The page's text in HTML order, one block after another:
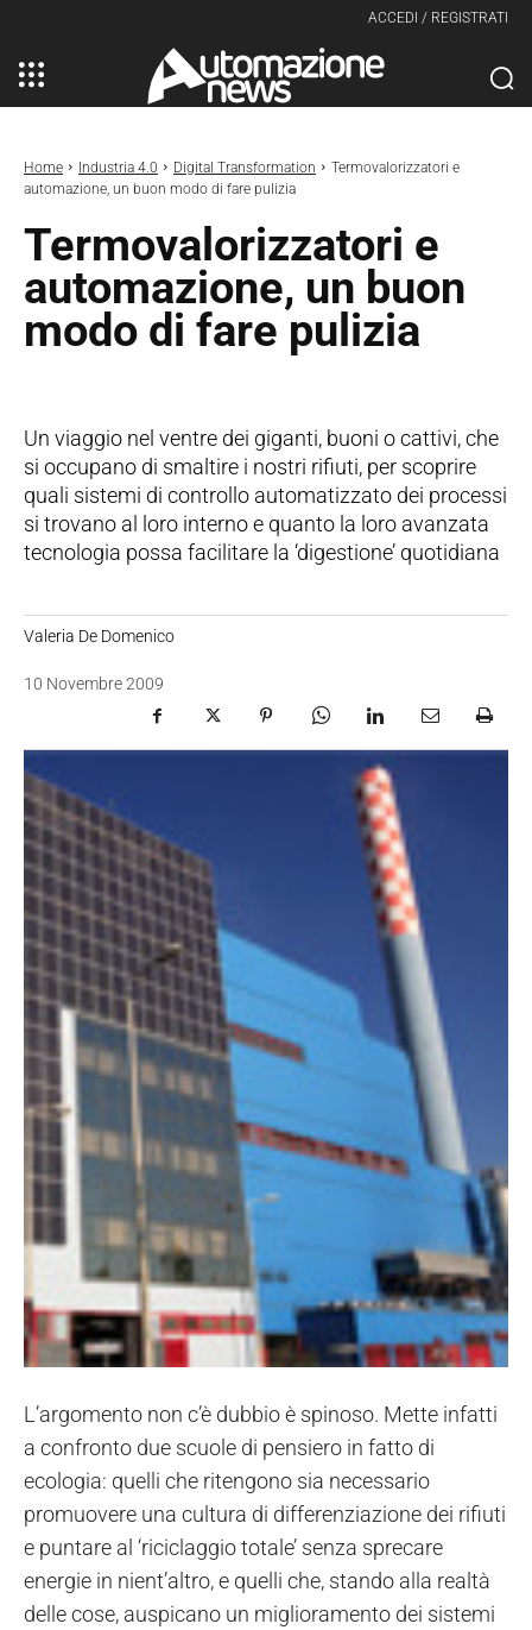
ACCEDI / REGISTRATI
Home Industria 4.0 Digital Transformation
Termovalorizzatori e
automazione, un buon modo di fare pulizia
Termovalorizzatori e
automazione, un buon
modo di fare pulizia
Un viaggio nel ventre dei giganti, buoni o cattivi, che
si occupano di smaltire i nostri rifiuti, per scoprire
quali sistemi di controllo automatizzato dei processi
si trovano al loro interno e quanto la loro avanzata
tecnologia possa facilitare la ‘digestione’ quotidiana
Valeria De Domenico
10 Novembre 2009
L’argomento non c’è dubbio è spinoso. Mette infatti
a confronto due scuole di pensiero in fatto di
ecologia: quelli che ritengono sia necessario
promuovere una cultura di differenziazione dei rifiuti
e puntare al ‘riciclaggio totale’ senza sprecare
energie in nient’altro, e quelli che, stando alla realtà
delle cose, auspicano un miglioramento dei sistemi